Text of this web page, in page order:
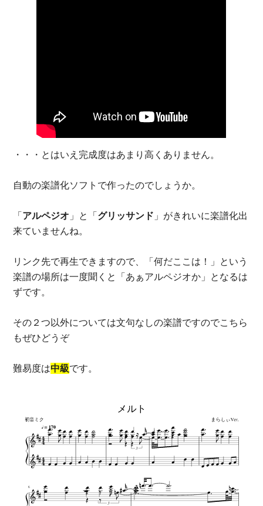
・・・とはいえ完成度はあまり高くありません。
自動の楽譜化ソフトで作ったのでしょうか。
「 アルペジオ 」と「 グリッサンド 」がきれいに楽譜化出
来ていませんね。
リンク先で再生できますので、「何だここは！」という
楽譜の場所は一度聞くと「あぁアルペジオか」となるは
ずです。
その２つ以外については文句なしの楽譜ですのでこちら
もぜひどうぞ
難易度は中級です。